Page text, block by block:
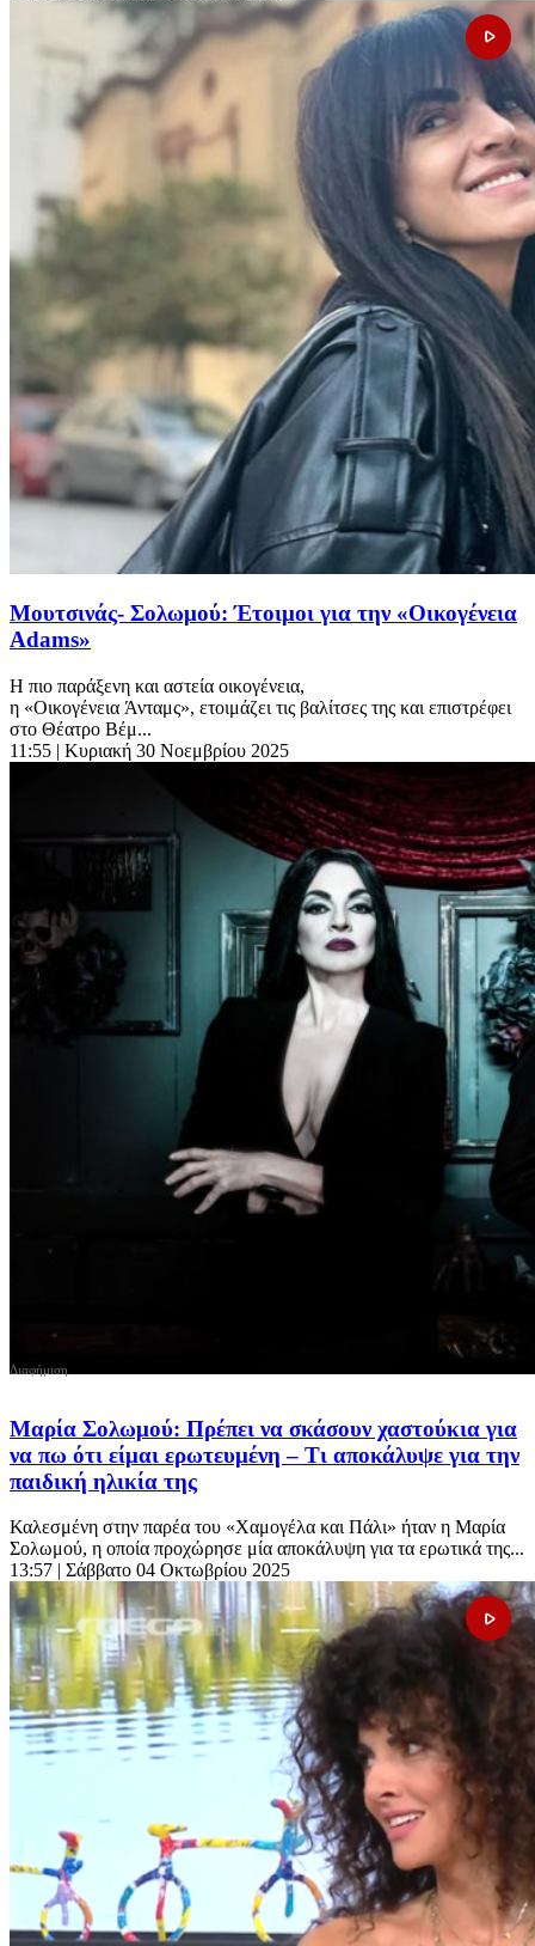
Μουτσινάς- Σολωμού: Έτοιμοι για την «Οικογένεια
Adams»
Η πιο παράξενη και αστεία οικογένεια,
η «Οικογένεια Άνταμς», ετοιμάζει τις βαλίτσες της και επιστρέφει
στο Θέατρο Βέμ...
11:55 | Κυριακή 30 Νοεμβρίου 2025
Μαρία Σολωμού: Πρέπει να σκάσουν χαστούκια για
να πω ότι είμαι ερωτευμένη – Τι αποκάλυψε για την
παιδική ηλικία της
Καλεσμένη στην παρέα του «Χαμογέλα και Πάλι» ήταν η Μαρία
Σολωμού, η οποία προχώρησε μία αποκάλυψη για τα ερωτικά της...
13:57 | Σάββατο 04 Οκτωβρίου 2025